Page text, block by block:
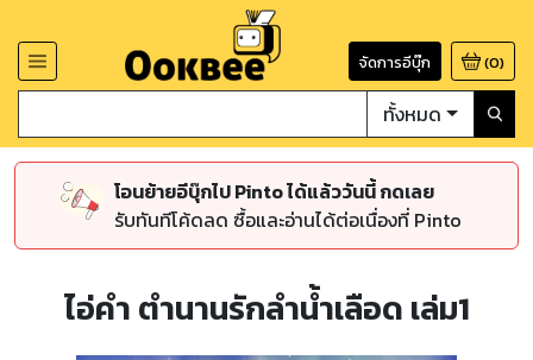
จัดการอีบุ๊ก (0)
ทั้งหมด
โอนย้ายอีบุ๊กไป Pinto ได้แล้ววันนี้ กดเลย
รับทันทีโค้ดลด ซื้อและอ่านได้ต่อเนื่องที่ Pinto
ไอ่คำ ตำนานรักลำน้ำเลือด เล่ม1